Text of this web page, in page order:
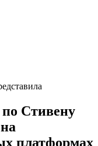
Стивену
платформах